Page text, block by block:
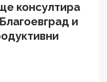
консултира
и